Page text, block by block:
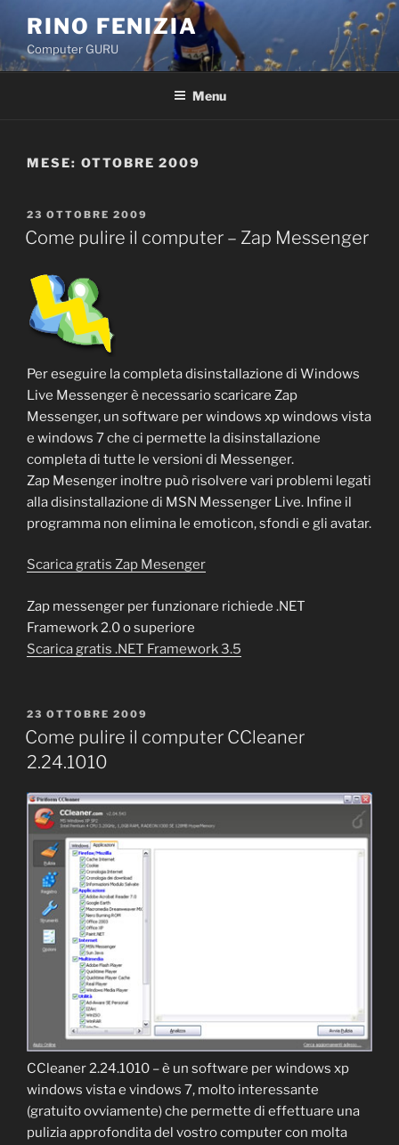
contenuto
RINO FENIZIA
Computer GURU
Menu
MESE: OTTOBRE 2009
PUBBLICATO
IL
23 OTTOBRE 2009
Come pulire il computer – Zap Messenger
Per eseguire la completa disinstallazione di Windows
Live Messenger è necessario scaricare Zap
Messenger, un software per windows xp windows vista
e windows 7 che ci permette la disinstallazione
completa di tutte le versioni di Messenger.
Zap Mesenger inoltre può risolvere vari problemi legati
alla disinstallazione di MSN Messenger Live. Infine il
programma non elimina le emoticon, sfondi e gli avatar.
Scarica gratis Zap Mesenger
Zap messenger per funzionare richiede .NET
Framework 2.0 o superiore
Scarica gratis .NET Framework 3.5
PUBBLICATO
IL
23 OTTOBRE 2009
Come pulire il computer CCleaner
2.24.1010
CCleaner 2.24.1010 – è un software per windows xp
windows vista e vindows 7, molto interessante
(gratuito ovviamente) che permette di effettuare una
pulizia approfondita del vostro computer con molta